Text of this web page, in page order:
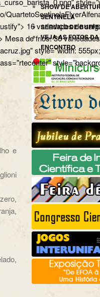
16 variedades de
de frios: 36
style="width:
e
SHOW DE
SENTINELA
SERVIÇO DE
VEJA AS FOTOS
ENCONTRO